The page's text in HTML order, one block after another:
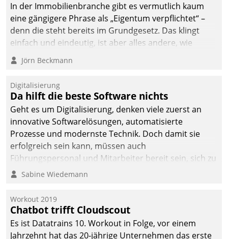
In der Immobilienbranche gibt es vermutlich kaum
eine gängigere Phrase als „Eigentum verpflichtet“ –
denn die steht bereits im Grundgesetz. Das klingt
einfach und eindeutig, ist aber alles andere, wie
Branchenbeschäftigte wissen. Denn mit der
Verantwortung folgen Verpflichtungen.
Jörn Beckmann
Digitalisierung
Da hilft die beste Software nichts
Geht es um Digitalisierung, denken viele zuerst an
innovative Softwarelösungen, automatisierte
Prozesse und modernste Technik. Doch damit sie
erfolgreich sein kann, müssen auch
Führungspersonal und Mitarbeiter bereit sein, sich zu
verändern und anzupassen, sonst werden sie an ihr
Sabine Wiedemann
Workout 2019
Chatbot trifft Cloudscout
Es ist Datatrains 10. Workout in Folge, vor einem
Jahrzehnt hat das 20-jährige Unternehmen das erste